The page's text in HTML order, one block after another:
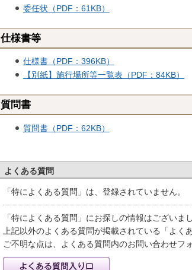
委任状（PDF：61KB）
仕様書等
仕様書（PDF：396KB）
【別紙】施行場所等一覧表（PDF：84KB）
質問書
質問書（PDF：62KB）
よくある質問
「特によくある質問」は、登録されていません。
「特によくある質問」にお探しの情報はございま
上記以外のよくある質問が掲載されている「よく
ご不明な点は、よくある質問内のお問い合わせフ